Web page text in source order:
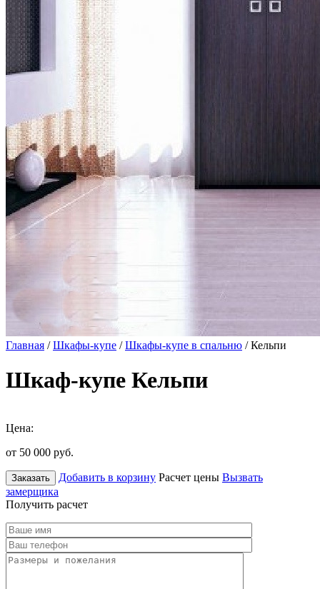
Главная /Шкафы-купе /Шкафы-купе в спальню / Кельпи
Шкаф-купе Кельпи
Цена:
от 50 000 руб.
Заказать Добавить в корзину Расчет цены Вызвать
замерщика
Получить расчет